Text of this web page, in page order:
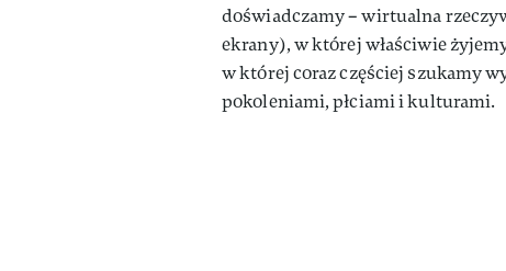
doświadczamy – wirtualna
ekrany), w której właściwie
w której coraz częściej szukamy
pokoleniami, płciami i kulturami.